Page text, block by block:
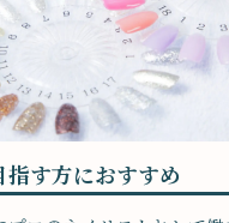
指す方におすすめ